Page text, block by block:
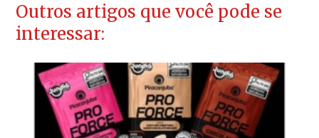
Outros artigos que você pode se
interessar: